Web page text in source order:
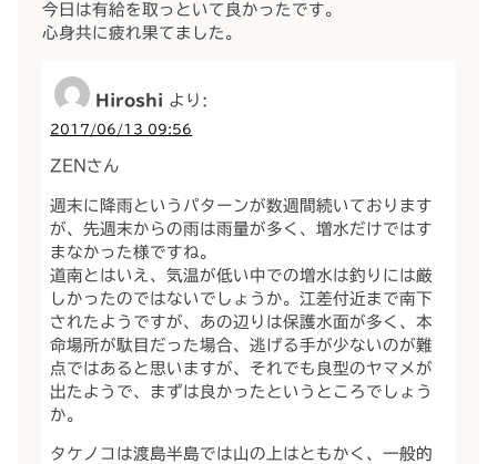
今日は有給を取っといて良かったです。
心身共に疲れ果てました。
Hiroshi より:
2017/06/13 09:56
ZENさん
週末に降雨というパターンが数週間続いております
が、先週末からの雨は雨量が多く、増水だけではす
まなかった様ですね。
道南とはいえ、気温が低い中での増水は釣りには厳
しかったのではないでしょうか。江差付近まで南下
されたようですが、あの辺りは保護水面が多く、本
命場所が駄目だった場合、逃げる手が少ないのが難
点ではあると思いますが、それでも良型のヤマメが
出たようで、まずは良かったというところでしょう
か。
タケノコは渡島半島では山の上はともかく、一般的